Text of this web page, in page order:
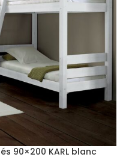
90×200 KARL blanc